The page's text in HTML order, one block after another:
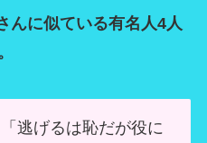
んに似ている有名人4人
逃げるは恥だが役に